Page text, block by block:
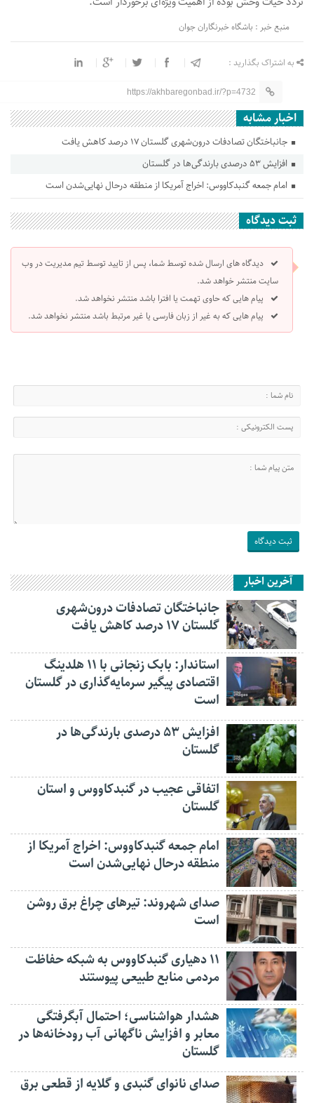
منبع خبر : باشگاه خبرنگاران جوان
به اشتراک بگذارید :
https://akhbaregonbad.ir/?p=4732
اخبار مشابه
جانباختگان تصادفات درون‌شهری گلستان ۱۷ درصد کاهش یافت
افزایش ۵۳ درصدی بارندگی‌ها در گلستان
امام جمعه گنبدکاووس: اخراج آمریکا از منطقه درحال نهایی‌شدن است
ثبت دیدگاه
دیدگاه های ارسال شده توسط شما، پس از تایید توسط تیم مدیریت در وب
سایت منتشر خواهد شد.
پیام هایی که حاوی تهمت یا افترا باشد منتشر نخواهد شد.
پیام هایی که به غیر از زبان فارسی یا غیر مرتبط باشد منتشر نخواهد شد.
آخرین اخبار
جانباختگان تصادفات درون‌شهری
گلستان ۱۷ درصد کاهش یافت
استاندار: بابک زنجانی با ۱۱ هلدینگ
اقتصادی پیگیر سرمایه‌گذاری در گلستان
است
افزایش ۵۳ درصدی بارندگی‌ها در
گلستان
اتفاقی عجیب در‌ گنبدکاووس و استان
گلستان
امام جمعه گنبدکاووس: اخراج آمریکا از
منطقه درحال نهایی‌شدن است
صدای شهروند: تیرهای چراغ برق روشن
است
۱۱ دهیاری گنبدکاووس به شبکه حفاظت
مردمی منابع طبیعی پیوستند
هشدار هواشناسی؛ احتمال آبگرفتگی
معابر و افزایش ناگهانی آب رودخانه‌ها در
گلستان
صدای نانوای گنبدی و گلایه از قطعی برق